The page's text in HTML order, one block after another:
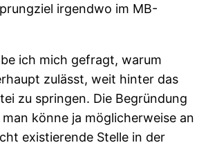
irgendwo im MB-
ich mich gefragt, warum
zulässt, weit hinter das
zu springen. Die Begründung
könne ja möglicherweise an
existierende Stelle in der